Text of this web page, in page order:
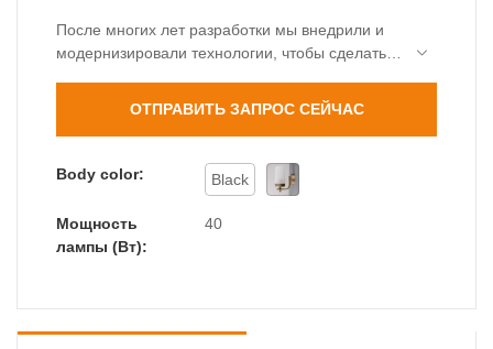
После многих лет разработки мы внедрили и
модернизировали технологии, чтобы сделать
эффективным. По мере того, как постепенно
водонепроницаемый сад, вилла, кафе,
ресторан, кафе-бар, ресторан, установленный
на улице, светодиодный настенный
светильник. более широкий спектр
применения, и теперь его можно найти в
ОТПРАВИТЬ ЗАПРОС СЕЙЧАС
Body color: Black
Мощность
лампы (Вт):
40